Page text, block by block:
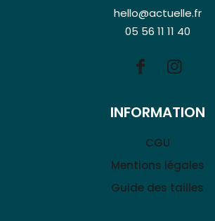
hello@actuelle.fr
05 56 11 11 40
INFORMATION
CGU
Mentions légales
Guide des tailles